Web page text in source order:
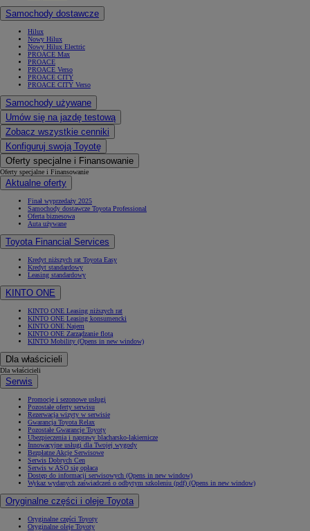
Samochody dostawcze
Hilux
Nowy Hilux
Nowy Hilux Electric
PROACE Max
PROACE
PROACE Verso
PROACE CITY
PROACE CITY Verso
Samochody używane
Umów się na jazdę testową
Zobacz wszystkie cenniki
Konfiguruj swoją Toyotę
Oferty specjalne i Finansowanie
Oferty specjalne i Finansowanie
Aktualne oferty
Finał wyprzedaży 2025
Samochody dostawcze Toyota Professional
Oferta biznesowa
Auta używane
Toyota Financial Services
Kredyt niższych rat Toyota Easy
Kredyt standardowy
Leasing standardowy
KINTO ONE
KINTO ONE Leasing niższych rat
KINTO ONE Leasing konsumencki
KINTO ONE Najem
KINTO ONE Zarządzanie flotą
KINTO Mobility (Opens in new window)
Dla właścicieli
Dla właścicieli
Serwis
Promocje i sezonowe usługi
Pozostałe oferty serwisu
Rezerwacja wizyty w serwisie
Gwarancja Toyota Relax
Pozostałe Gwarancje Toyoty
Ubezpieczenia i naprawy blacharsko-lakiernicze
Innowacyjne usługi dla Twojej wygody
Bezpłatne Akcje Serwisowe
Serwis Dobrych Cen
Serwis w ASO się opłaca
Dostęp do informacji serwisowych (Opens in new window)
Wykaz wydanych zaświadczeń o odbytym szkoleniu (pdf) (Opens in new window)
Oryginalne części i oleje Toyota
Oryginalne części Toyoty
Oryginalne oleje Toyoty